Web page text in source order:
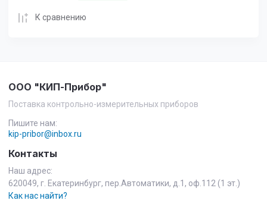
К сравнению
ООО "КИП-Прибор"
Поставка контрольно-измерительных приборов
Пишите нам:
kip-pribor@inbox.ru
Контакты
Наш адрес:
620049, г. Екатеринбург, пер.Автоматики, д.1, оф.112 (1 эт.)
Как нас найти?